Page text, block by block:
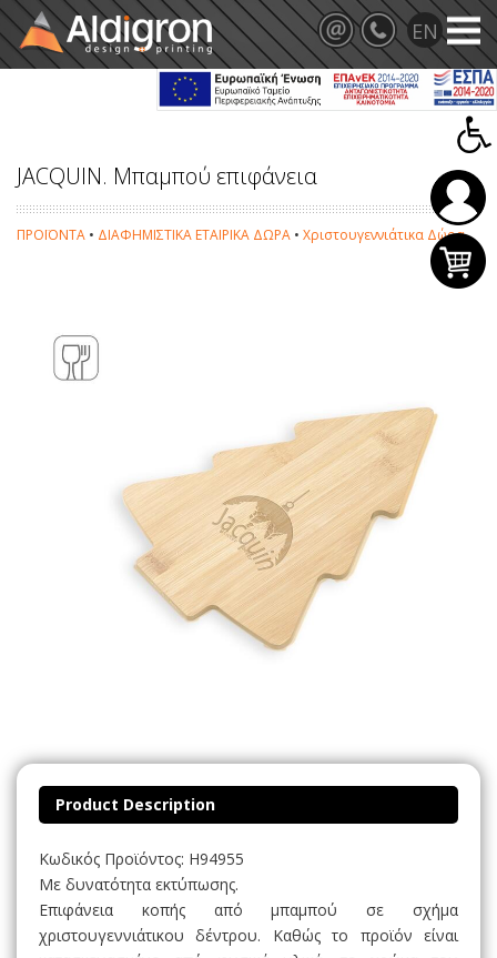
JACQUIN. Μπαμπού επιφάνεια
ΠΡΟΪΟΝΤΑ • ΔΙΑΦΗΜΙΣΤΙΚΑ ΕΤΑΙΡΙΚΑ ΔΩΡΑ • Χριστουγεννιάτικα Δώρα
Product Description
Κωδικός Προϊόντος: H94955
Με δυνατότητα εκτύπωσης.
Επιφάνεια κοπής από μπαμπού σε σχήμα
χριστουγεννιάτικου δέντρου. Καθώς το προϊόν είναι